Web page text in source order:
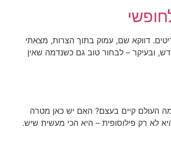
דווקא שם, עמוק בתוך הצרות, מצאתי
ובעיקר – לבחור טוב גם כשנדמה שאין
העולם קיים בעצם? האם יש כאן מטרה
לא רק פילוסופית – היא הכי מעשית שיש.